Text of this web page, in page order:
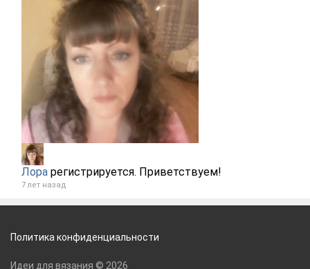
Лора регистрируется. Приветствуем!
7 лет назад
Политика конфиденциальности
Идеи для вязания © 2026